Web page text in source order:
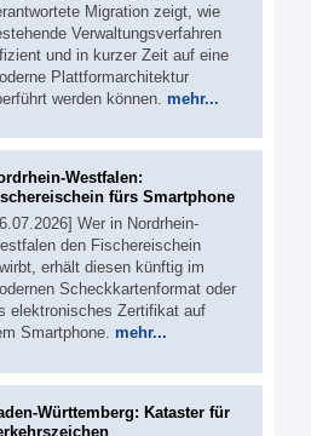
Migration zeigt, wie
Verwaltungsverfahren
und in kurzer Zeit auf eine
Plattformarchitektur
werden können. mehr...
Westfalen:
fürs Smartphone
Wer in Nordrhein-
den Fischereischein
erhält diesen künftig im
Scheckkartenformat oder
elektronisches Zertifikat auf
Smartphone. mehr...
Württemberg: Kataster für